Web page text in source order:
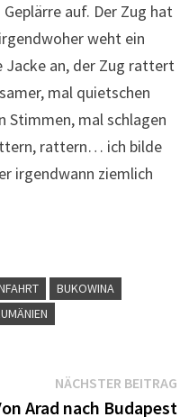
auf. Der Zug hat
weht ein
Jacke an, der Zug rattert
mal quietschen
Stimmen, mal schlagen
rattern… ich bilde
irgendwann ziemlich
BUKOWINA
NÄCHSTER BEITRAG
Arad nach Budapest